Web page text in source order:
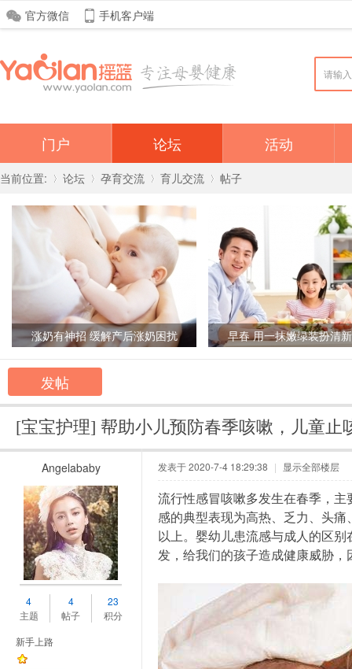
官方微信 手机客户端
门户 论坛 活动
当前位置: 论坛 孕育交流
›
育儿交流 帖子
涨奶有神招 缓解产后涨奶困扰 早春 用一抹嫩绿装扮清
发帖
[宝宝护理] 帮助小儿预防春季咳嗽，儿童止
Angelababy
4
主题
4
帖子
23
积分
新手上路
发表于 2020-7-4 18:29:38 | 显示全部楼层
流行性感冒咳嗽多发生在春季，
感的典型表现为高热、乏力、头
以上。婴幼儿患流感与成人的区
发，给我们的孩子造成健康威胁